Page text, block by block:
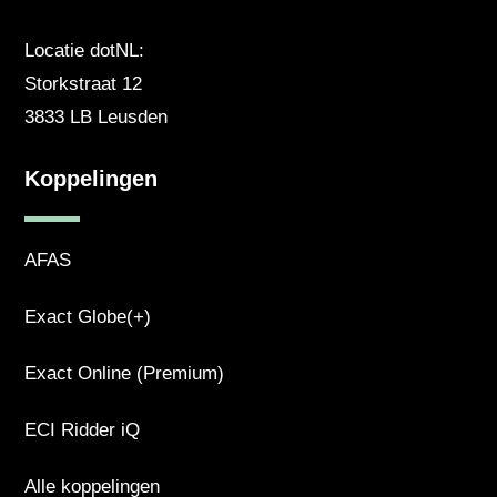
Locatie dotNL:
Storkstraat 12
3833 LB Leusden
Koppelingen
AFAS
Exact Globe(+)
Exact Online (Premium)
ECI Ridder iQ
Alle koppelingen